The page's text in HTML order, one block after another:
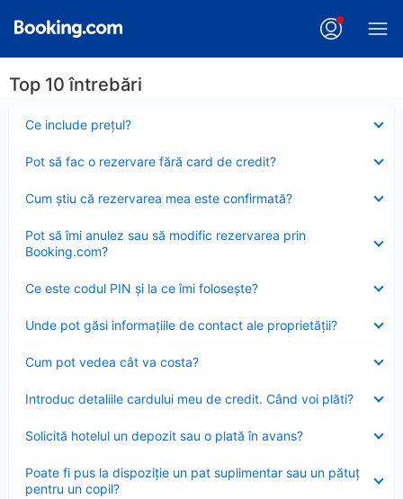
Top 10 întrebări
Ce include preţul?
închis
Pot să fac o rezervare fără card de credit?
închis
Cum ştiu că rezervarea mea este confirmată?
închis
Pot să îmi anulez sau să modific rezervarea prin
Booking.com?
închis
Ce este codul PIN şi la ce îmi foloseşte?
închis
Unde pot găsi informațiile de contact ale proprietății?
închis
Cum pot vedea cât va costa?
închis
Introduc detaliile cardului meu de credit. Când voi plăti?
închis
Solicită hotelul un depozit sau o plată în avans?
închis
Poate fi pus la dispoziție un pat suplimentar sau un pătuț
pentru un copil?
închis